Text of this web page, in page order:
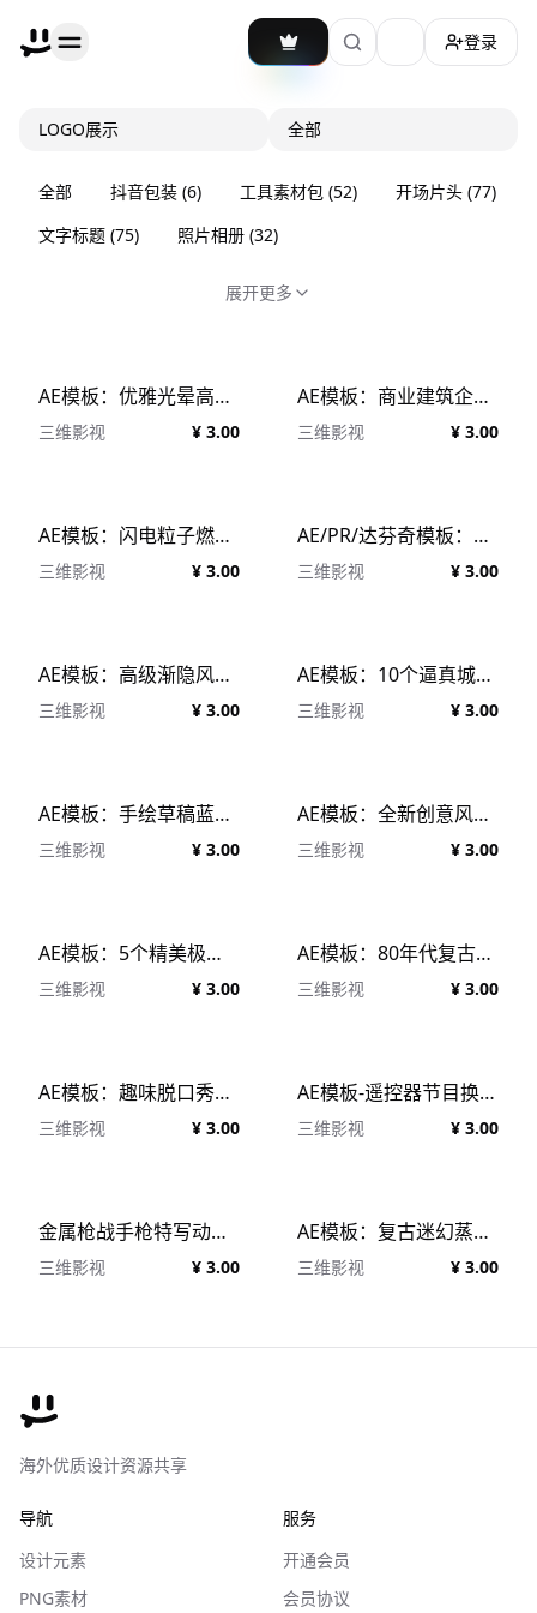
加载主题切换
登录
LOGO展示 全部
全部 抖音包装 (6) 工具素材包 (52) 开场片头 (77)
文字标题 (75) 照片相册 (32)
展开更多
AE模板：优雅光晕高端镀铬抛光电影LOGO标题文本展示
三维影视 ¥ 3.00
AE模板：商业建筑企业3D楼层生成LOGO展示
三维影视 ¥ 3.00
AE模板：闪电粒子燃烧爆发扭曲雷电命中标题LOGO展示
三维影视 ¥ 3.00
AE/PR/达芬奇模板：趣味彩色手绘通云朵风格动画LOGO开场片头模板
三维影视 ¥ 3.00
AE模板：高级渐隐风格企业商业级金属效果文本LOGO展示
三维影视 ¥ 3.00
AE模板：10个逼真城市3D弯曲街角广告屏场景效果包
三维影视 ¥ 3.00
AE模板：手绘草稿蓝图延时摄影视频效果
三维影视 ¥ 3.00
AE模板：全新创意风线框格化3D抽象粗体色彩缤纷片头模板 Wire &#038; Color Fashion Opener
三维影视 ¥ 3.00
AE模板：5个精美极简搜索引擎文字广告宣传打字效果展示模板包+音效
三维影视 ¥ 3.00
AE模板：80年代复古迪斯科霓虹灯风格文字标题包装LOGO展示
三维影视 ¥ 3.00
AE模板：趣味脱口秀节目片头综艺杂谈教育知识灌节目片头
三维影视 ¥ 3.00
AE模板-遥控器节目换台效果的电视台节目片头卡通动画风格节目片头
三维影视 ¥ 3.00
金属枪战手枪特写动作电影LOGO开场片头 Weapon Logo Reveal
三维影视 ¥ 3.00
AE模板：复古迷幻蒸汽波风格故障艺术动力学文本排版LOGO开场片头
三维影视 ¥ 3.00
海外优质设计资源共享
导航
设计元素
PNG素材
服务
开通会员
会员协议